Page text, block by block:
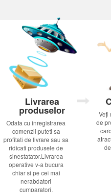
Livrarea
produselor
Odata cu inregistrarea
comenzii puteti sa
profitati de livrare sau sa
ridicati produsele de
sinestatator.Livrarea
operative v-a bucura
chiar si pe cei mai
nerabdatori
cumparatori.
Veți
de